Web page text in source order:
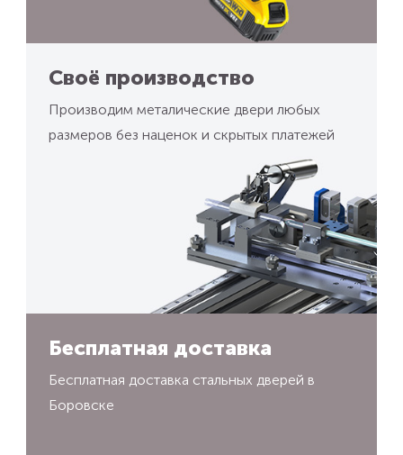
Своё производство
Производим металические двери любых
размеров без наценок и скрытых платежей
Бесплатная доставка
Бесплатная доставка стальных дверей в
Боровске